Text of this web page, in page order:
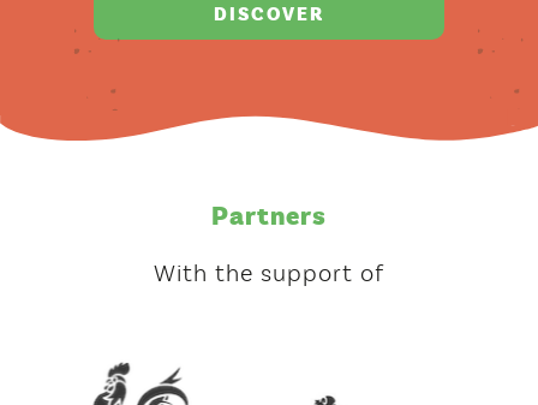
DISCOVER
Partners
With the support of